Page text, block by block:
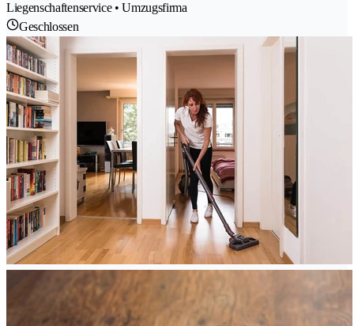
Liegenschaftenservice • Umzugsfirma
Geschlossen